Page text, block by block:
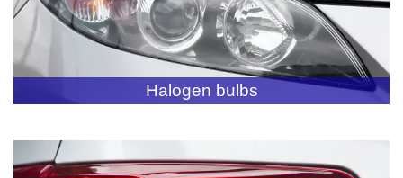
Halogen bulbs